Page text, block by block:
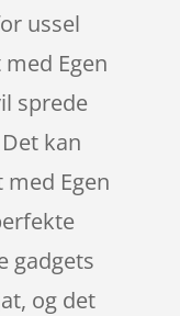
ussel
Egen
sprede
kan
Egen
gadgets
og det